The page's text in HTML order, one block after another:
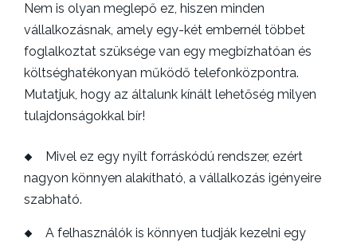
Nem is olyan meglepő ez, hiszen minden
vállalkozásnak, amely egy-két embernél többet
foglalkoztat szüksége van egy megbízhatóan és
költséghatékonyan működő telefonközpontra.
Mutatjuk, hogy az általunk kínált lehetőség milyen
tulajdonságokkal bír!
Mivel ez egy nyílt forráskódú rendszer, ezért
nagyon könnyen alakítható, a vállalkozás igényeire
szabható.
A felhasználók is könnyen tudják kezelni egy